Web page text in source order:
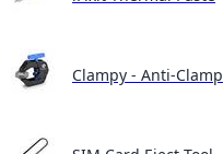
Clampy - Anti-Clamp